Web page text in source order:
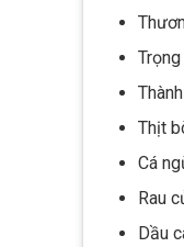
Thịt
Cá
Rau
Dầu